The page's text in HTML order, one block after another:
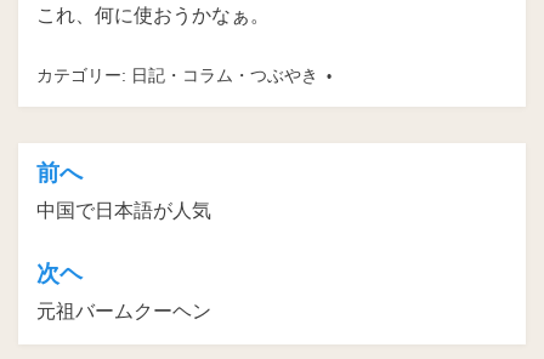
これ、何に使おうかなぁ。
カテゴリー: 日記・コラム・つぶやき
投
稿
ナ
ビ
ゲ
前へ
中国で日本語が人気
次ヘ
元祖バームクーヘン